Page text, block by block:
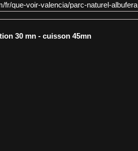
fr/que-voir-valencia/parc-naturel-albufera
30 mn - cuisson 45mn